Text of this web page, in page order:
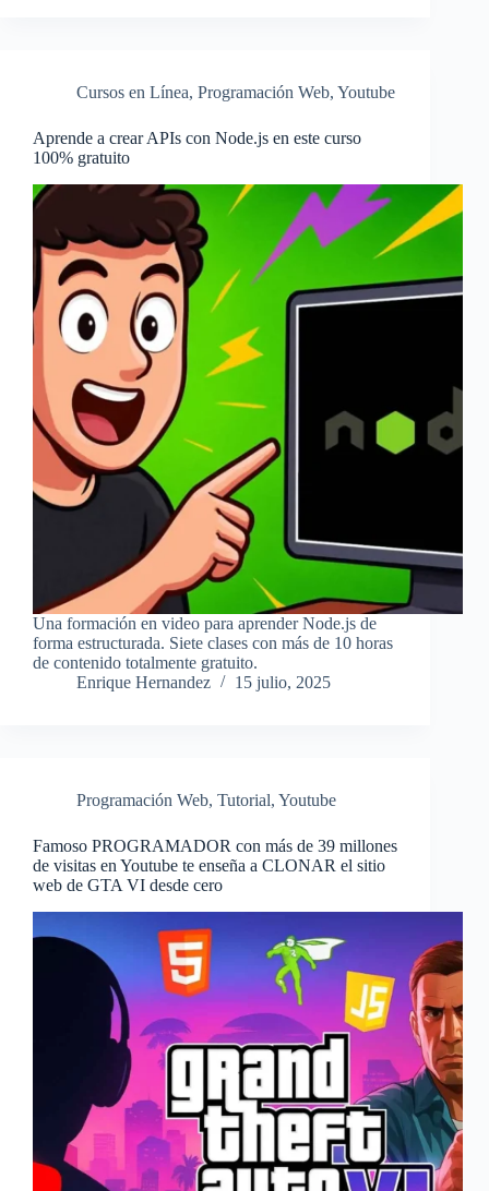
Cursos en Línea, Programación Web, Youtube
Aprende a crear APIs con Node.js en este curso
100% gratuito
Una formación en video para aprender Node.js de
forma estructurada. Siete clases con más de 10 horas
de contenido totalmente gratuito.
Enrique Hernandez
15 julio, 2025
Programación Web, Tutorial, Youtube
Famoso PROGRAMADOR con más de 39 millones
de visitas en Youtube te enseña a CLONAR el sitio
web de GTA VI desde cero